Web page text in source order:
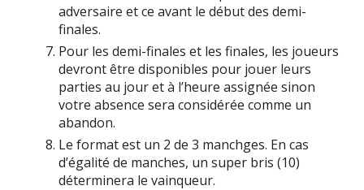
adversaire et ce avant le début des demi-
finales.
Pour les demi-finales et les finales, les joueurs
devront être disponibles pour jouer leurs
parties au jour et à l’heure assignée sinon
votre absence sera considérée comme un
abandon.
Le format est un 2 de 3 manchges. En cas
d’égalité de manches, un super bris (10)
déterminera le vainqueur.